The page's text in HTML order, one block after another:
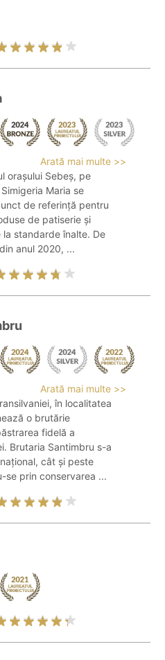
Arată mai multe >>
orașului Sebeș, pe
Maria se
de referință pentru
de patiserie și
standarde înalte. De
anul 2020, ...
Arată mai multe >>
în localitatea
o brutărie
fidelă a
Brutaria Santimbru s-a
cât și peste
se prin conservarea ...